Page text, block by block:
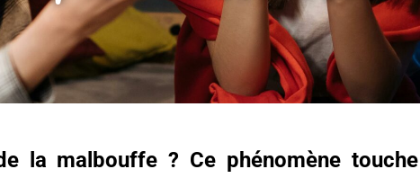
la malbouffe ? Ce phénomène